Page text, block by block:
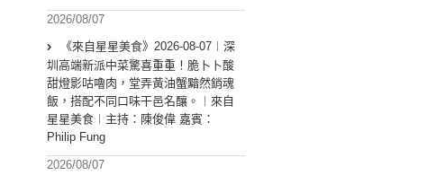
2026/08/07
《來自星星美食》2026-08-07︱深
圳高端新派中菜驚喜重重！脆卜卜酸
甜燈影咕嚕肉，堂弄黃油蟹黯然銷魂
飯，搭配不同口味干邑名釀。︱來自
星星美食︱主持：陳俊偉 嘉賓：
Philip Fung
2026/08/07